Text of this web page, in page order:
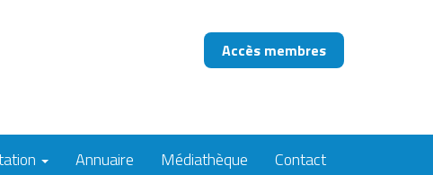
Accès membres
Annuaire Médiathèque Contact